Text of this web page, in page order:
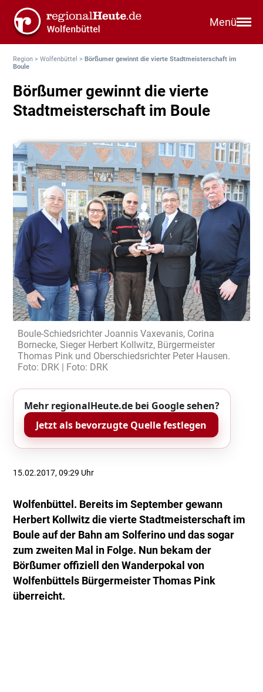
Menü
Region >Wolfenbüttel >Börßumer gewinnt die vierte Stadtmeisterschaft im
Boule
Börßumer gewinnt die vierte
Stadtmeisterschaft im Boule
Boule-Schiedsrichter Joannis Vaxevanis, Corina
Bornecke, Sieger Herbert Kollwitz, Bürgermeister
Thomas Pink und Oberschiedsrichter Peter Hausen.
Foto: DRK | Foto: DRK
Mehr regionalHeute.de bei Google sehen?
Jetzt als bevorzugte Quelle festlegen
15.02.2017, 09:29 Uhr
Wolfenbüttel. Bereits im September gewann
Herbert Kollwitz die vierte Stadtmeisterschaft im
Boule auf der Bahn am Solferino und das sogar
zum zweiten Mal in Folge. Nun bekam der
Börßumer offiziell den Wanderpokal von
Wolfenbüttels Bürgermeister Thomas Pink
überreicht.